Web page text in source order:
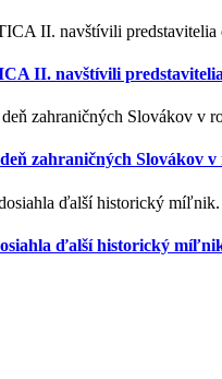
II. navštívili predstavitelia
zahraničných Slovákov v
ďalší historický